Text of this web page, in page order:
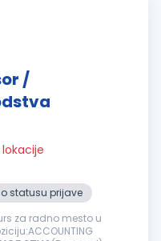
/
statusu prijave
za radno mesto u